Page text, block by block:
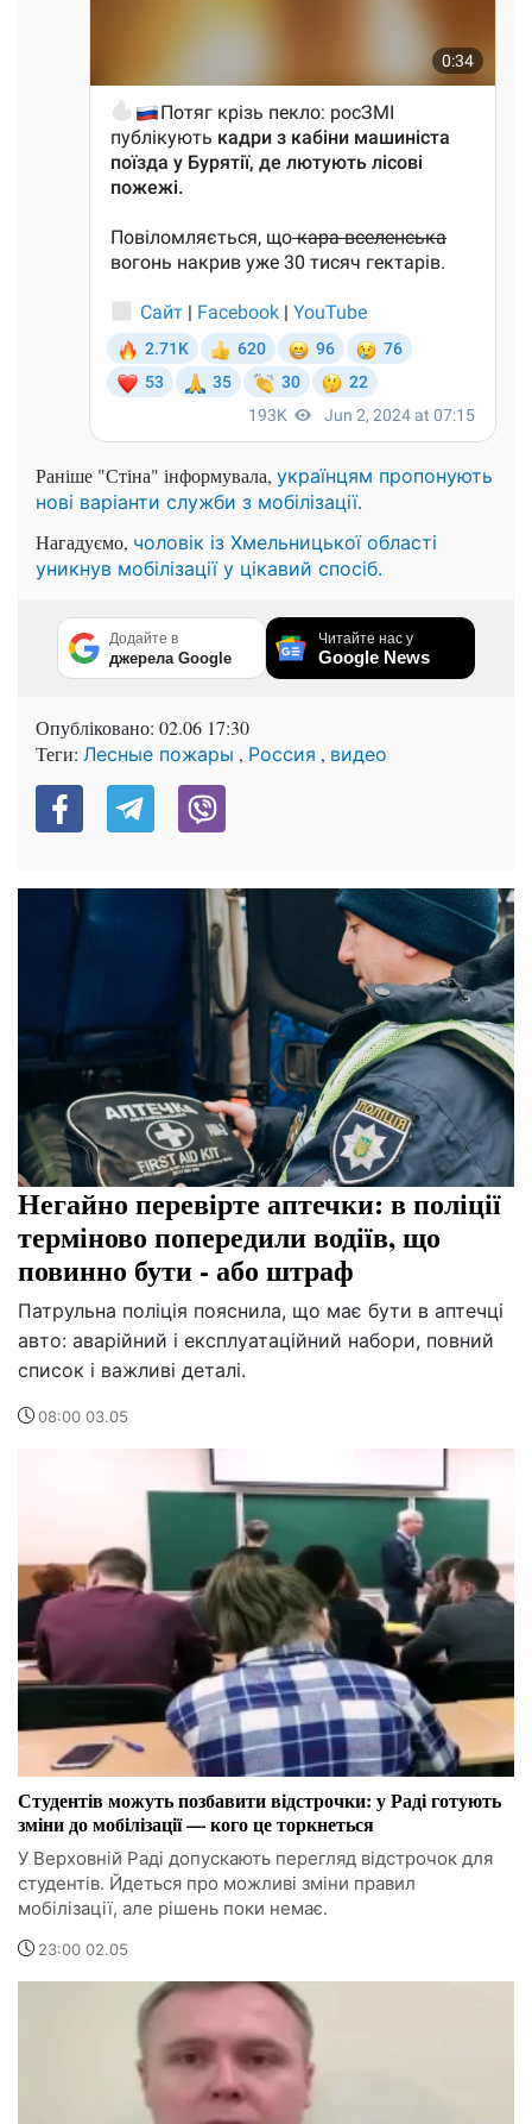
Раніше "Стіна" інформувала, українцям пропонують
нові варіанти служби з мобілізації.
Нагадуємо, чоловік із Хмельницької області
уникнув мобілізації у цікавий спосіб.
Додайте в
джерела Google
Читайте нас у
Google News
Опубліковано: 02.06 17:30
Теги: Лесные пожары , Россия , видео
Негайно перевірте аптечки: в поліції
терміново попередили водіїв, що
повинно бути - або штраф
Патрульна поліція пояснила, що має бути в аптечці
авто: аварійний і експлуатаційний набори, повний
список і важливі деталі.
08:00 03.05
Студентів можуть позбавити відстрочки: у Раді готують
зміни до мобілізації — кого це торкнеться
У Верховній Раді допускають перегляд відстрочок для
студентів. Йдеться про можливі зміни правил
мобілізації, але рішень поки немає.
23:00 02.05